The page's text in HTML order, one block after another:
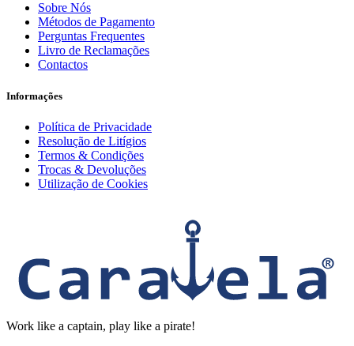
Sobre Nós
Métodos de Pagamento
Perguntas Frequentes
Livro de Reclamações
Contactos
Informações
Política de Privacidade
Resolução de Litígios
Termos & Condições
Trocas & Devoluções
Utilização de Cookies
Work like a captain, play like a pirate!